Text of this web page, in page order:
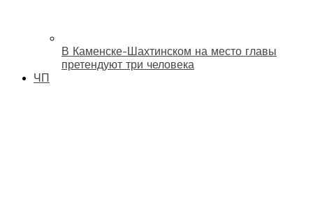
В Каменске-Шахтинском на место главы
претендуют три человека
ЧП